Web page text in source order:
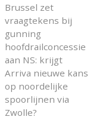
Brussel zet
vraagtekens bij
gunning
hoofdrailconcessie
aan NS: krijgt
Arriva nieuwe kans
op noordelijke
spoorlijnen via
Zwolle?